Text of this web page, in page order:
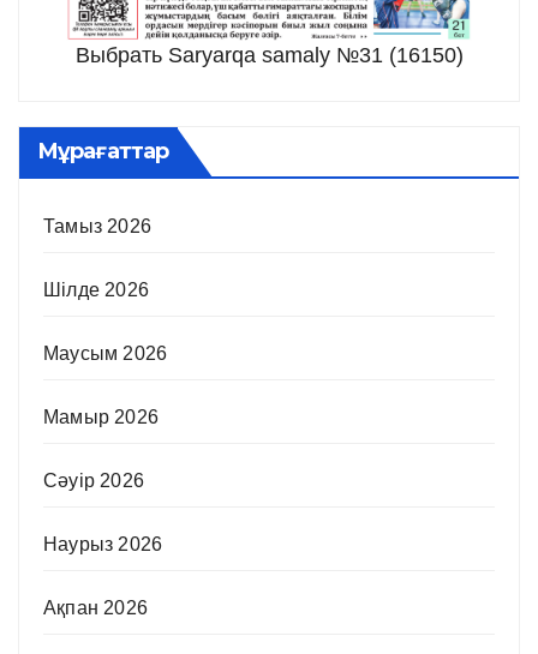
Выбрать Saryarqa samaly №31 (16150)
Мұрағаттар
Тамыз 2026
Шілде 2026
Маусым 2026
Мамыр 2026
Сәуір 2026
Наурыз 2026
Ақпан 2026